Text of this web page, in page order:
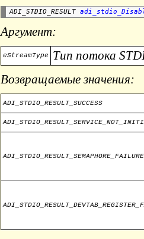
ADI_STDIO_RESULT
Аргумент:
eStreamType
Тип потока
Возвращаемые значения:
ADI_STDIO_RESULT_SUCCESS
ADI_STDIO_RESULT_SEMAPHORE_FAILURE